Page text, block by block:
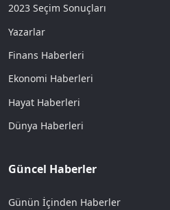
2023 Seçim Sonuçları
Yazarlar
Finans Haberleri
Ekonomi Haberleri
Hayat Haberleri
Dünya Haberleri
Güncel Haberler
Günün İçinden Haberler